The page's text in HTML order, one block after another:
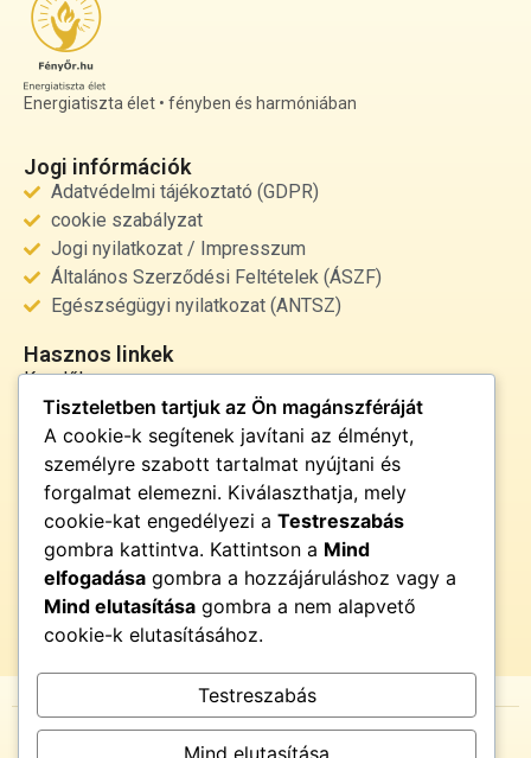
Energiatiszta élet • fényben és harmóniában
Jogi infórmációk
Adatvédelmi tájékoztató (GDPR)
cookie szabályzat
Jogi nyilatkozat / Impresszum
Általános Szerződési Feltételek (ÁSZF)
Egészségügyi nyilatkozat (ANTSZ)
Hasznos linkek
Kezdőlap
Rólunk
Szolgáltatások
Kapcsolat
Kapcsolat
info@fenyor.hu
+36 30 000 0000
Magyarország
© {{current_year}} FényŐr. Minden jog fenntartva.
Tiszteletben tartjuk az Ön magánszféráját
A cookie-k segítenek javítani az élményt,
személyre szabott tartalmat nyújtani és
forgalmat elemezni. Kiválaszthatja, mely
cookie-kat engedélyezi a Testreszabás
gombra kattintva. Kattintson a Mind
elfogadása gombra a hozzájáruláshoz vagy a
Mind elutasítása gombra a nem alapvető
cookie-k elutasításához.
Testreszabás
Mind elutasítása